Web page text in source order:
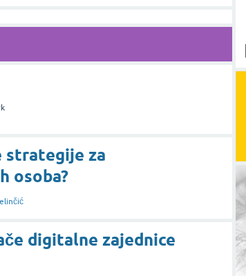
strategije za
osoba?
digitalne zajednice